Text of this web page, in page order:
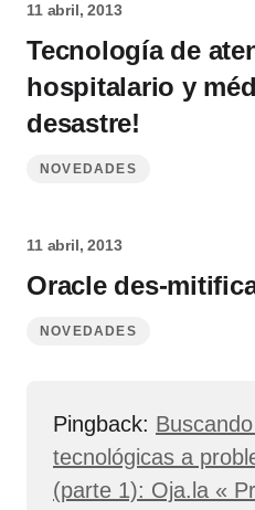
11 abril, 2013
Tecnología de
hospitalario y
desastre!
NOVEDADES
11 abril, 2013
Oracle des-
NOVEDADES
Pingback:
tecnológicas a
(parte 1): Oja.la «